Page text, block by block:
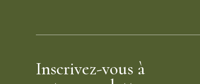
Inscrivez-vous à